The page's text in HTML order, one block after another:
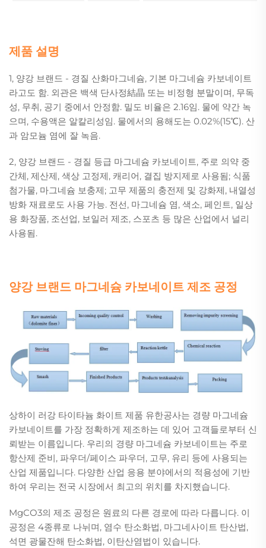
제품 설명
1, 양강 브랜드 - 경질 산화마그네슘, 기본 마그네슘 카보네이트
라고도 함. 외관은 백색 단사정結晶 또는 비정형 분말이며, 무독
성, 무취, 공기 중에서 안정함. 밀도 비율은 2.16임. 물에 약간 녹
으며, 수용액은 알칼리성임. 물에서의 용해도는 0.02%(15℃). 산
과 암모늄 염에 잘 녹음.
2, 양강 브랜드 - 경질 등급 마그네슘 카보네이트, 주로 의약 중
간체, 제산제, 색상 고정제, 캐리어, 결집 방지제로 사용됨; 식품
첨가물, 마그네슘 보충제; 고무 제품의 충전제 및 강화제, 내열성
방화 재료로도 사용 가능. 전선, 마그네슘 염, 색소, 페인트, 일상
용 화장품, 조선업, 보일러 제조, 스포츠 등 많은 산업에서 널리
사용됨.
양강 브랜드 마그네슘 카보네이트 제조 공정
상하이 러강 타이타늄 화이트 제품 유한공사는 경량 마그네슘
카보네이트를 가장 정확하게 제조하는 데 있어 고객들로부터 신
뢰받는 이름입니다. 우리의 경량 마그네슘 카보네이트는 주로
항산제 준비, 파우더/페이스 파우더, 고무, 유리 등에 사용되는
산업 제품입니다. 다양한 산업 응용 분야에서의 적용성에 기반
하여 우리는 전국 시장에서 최고의 위치를 차지했습니다.
MgCO3의 제조 공정은 원료의 다른 경로에 따라 다릅니다. 이
공정은 4종류로 나뉘며, 염수 탄소화법, 마그네사이트 탄산법,
석면 광물잔해 탄소화법, 이탄산염법이 있습니다.